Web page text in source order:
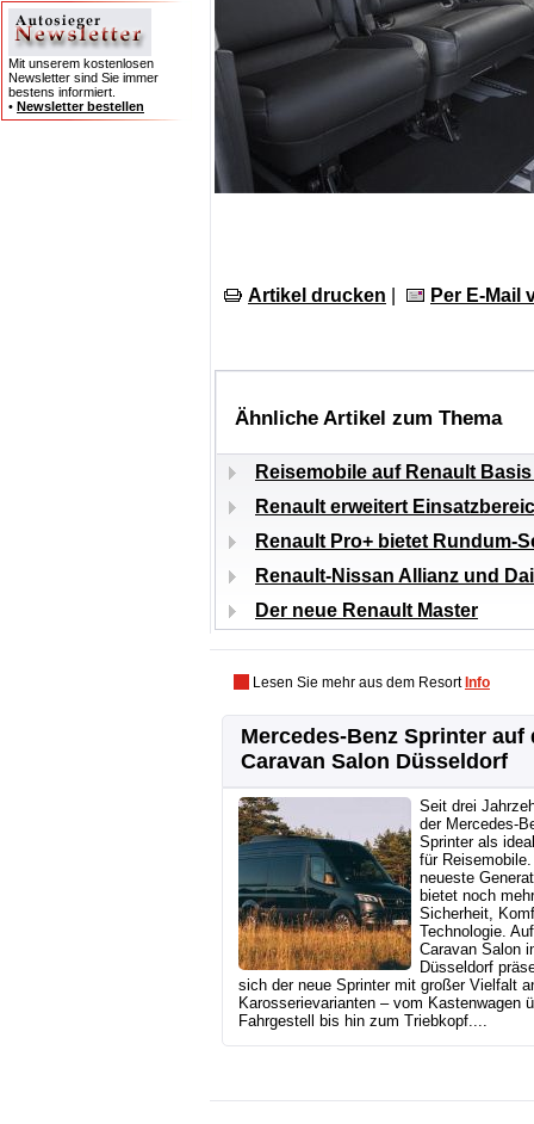
Mit unserem kostenlosen
Newsletter sind Sie immer
bestens informiert.
• Newsletter bestellen
Artikel drucken Per E-Mail
Ähnliche Artikel zum Thema
Reisemobile auf Renault
Renault erweitert
Renault Pro+ bietet Rundum-
Renault-Nissan Allianz und
Der neue Renault Master
Lesen Sie mehr aus dem Resort Info
Mercedes-Benz Sprinter auf
Caravan Salon Düsseldorf
Seit drei
der Mercedes-
Sprinter als
für
neueste
bietet noch mehr
Sicherheit,
Technologie.
Caravan Salon
Düsseldorf
sich der neue Sprinter mit großer Vielfalt
Karosserievarianten – vom Kastenwagen
Fahrgestell bis hin zum Triebkopf....